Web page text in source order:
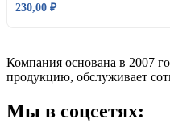
230,00 ₽
Компания основана в 2007
продукцию, обслуживает
Мы в соцсетях: